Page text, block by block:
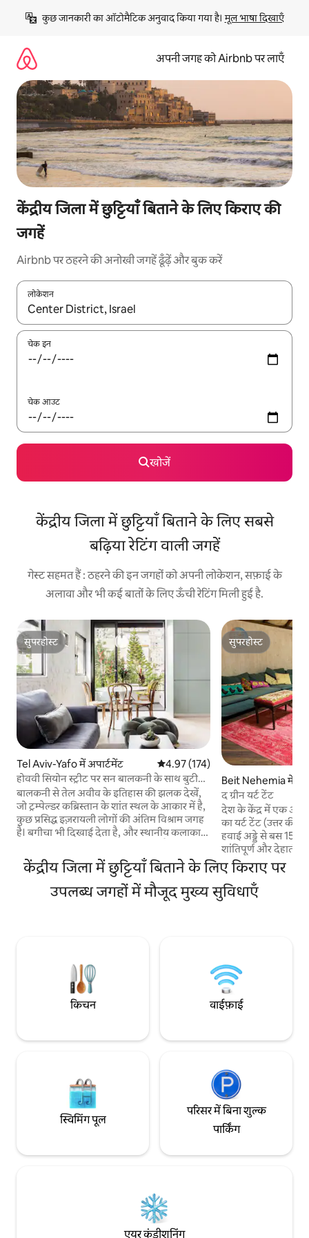
छोड़कर
कॉन्टेंट
कुछ जानकारी का ऑटोमैटिक अनुवाद किया गया है। मूल भाषा दिखाएँ
अपनी जगह को Airbnb पर लाएँ
केंद्रीय जिला में छुट्टियाँ बिताने के लिए किराए की
जगहें
Airbnb पर ठहरने की अनोखी जगहें ढूँढ़ें और बुक करें
लोकेशन
नतीजों के उपलब्ध होने पर, अप और डाउन 'ऐरो की' का इस्तेमाल करके नेविगेट
चेक इन
चेक आउट
खोजें
केंद्रीय जिला में छुट्टियाँ बिताने के लिए सबसे
बढ़िया रेटिंग वाली जगहें
गेस्ट सहमत हैं : ठहरने की इन जगहों को अपनी लोकेशन, सफ़ाई के
अलावा और भी कई बातों के लिए ऊँची रेटिंग मिली हुई है.
सुपरहोस्ट
सुपरहोस्ट
Tel Aviv-Yafo में अपार्टमेंट औसत रेटिंग 5 में से 4.97, 174 समीक्षाएँ
4.97 (174)
होववी सियोन स्ट्रीट पर सन बालकनी के साथ बुटीक
अपार्टमेंट
बालकनी से तेल अवीव के इतिहास की झलक देखें,
जो ट्रम्पेल्डर कब्रिस्तान के शांत स्थल के आकार में है,
कुछ प्रसिद्ध इज़रायली लोगों की अंतिम विश्राम जगह
है। बगीचा भी दिखाई देता है, और स्थानीय कलाकारों
शांत, मध्य Hovevei Zion St. पर स्थित,
Bugrashov से ठीक 4 मिनट की दूरी पर, समुद्र तट
से सिर्फ 4 मिनट की दूरी पर, और सभी सबसे योग्य
रेस्तरां, बार और कैफे के पास। कृपया ध्यान दें कि
यह बुटीक अपार्टमेंट एक मणि है। प्राकृतिक सामग्री,
सुंदर रंग, प्रचुर मात्रा में प्राकृतिक प्रकाश, और हर
विवरण पर ध्यान यह एक सपना - योग्य छुट्टी घर
बनाता है जिसे आप छोड़ना नहीं चाहेंगे! -2 बेडरूम
- नामित कार्यस्थान - स्मार्ट टीवी, फास्ट वाईफ़ाई -
सुंदर बगीचे के दृश्यों से घिरा हुआ स्थानीय कलाकारों
और डिजाइनरों के टुकड़ों के साथ ठाठ, आधुनिक
दौरान या आपके ठहरने के दौरान आपका व्यक्तिगत
रूप से स्वागत करूँगा। बेडरूम ऐतिहासिक ट्रम्पेलडर
और अन्य लोगों के लिए ऐतिहासिक, यह वास्तव में
एक विशेष स्थान है, जो इतिहास - पफ और छोटे
सुपरहोस्ट
सुपरहोस्ट
Beit Nehemia में
द ग्रीन यर्ट टेंट
देश के केंद्र में एक
का यर्ट टेंट (उत्तर की तरह
हवाई अड्डे से बस 15
शांतिपूर्ण और देहाती
से गर्म और स्टाइलिश
अनोखे और लाड़ प्यार
स्वागत है। यह जगह
करने के लिए एकदम
जिसमें आरामदायक
माहौल है जो आपको
मेज़बानी जोड़ों और
कोई भी एक
केंद्रीय जिला में छुट्टियाँ बिताने के लिए किराए पर
उपलब्ध जगहों में मौजूद मुख्य सुविधाएँ
किचन वाईफ़ाई
स्विमिंग पूल
परिसर में बिना शुल्क
पार्किंग
एयर कंडीशनिंग